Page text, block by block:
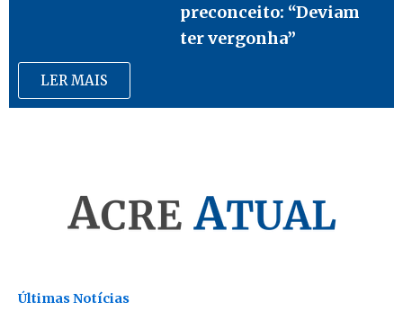
preconceito: “Deviam
ter vergonha”
LER MAIS
Últimas Notícias